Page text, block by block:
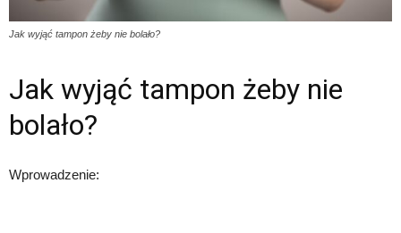
Jak wyjąć tampon żeby nie bolało?
Jak wyjąć tampon żeby nie
bolało?
Wprowadzenie: